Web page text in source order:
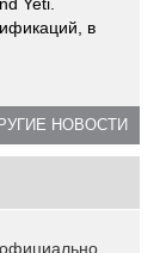
в
НОВОСТИ